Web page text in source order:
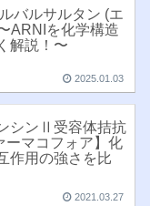
バルサルタン (エ
ARNIを化学構造
解説！〜
2025.01.03
シンⅡ受容体拮抗
ーマコフォア】化
作用の強さを比
2021.03.27